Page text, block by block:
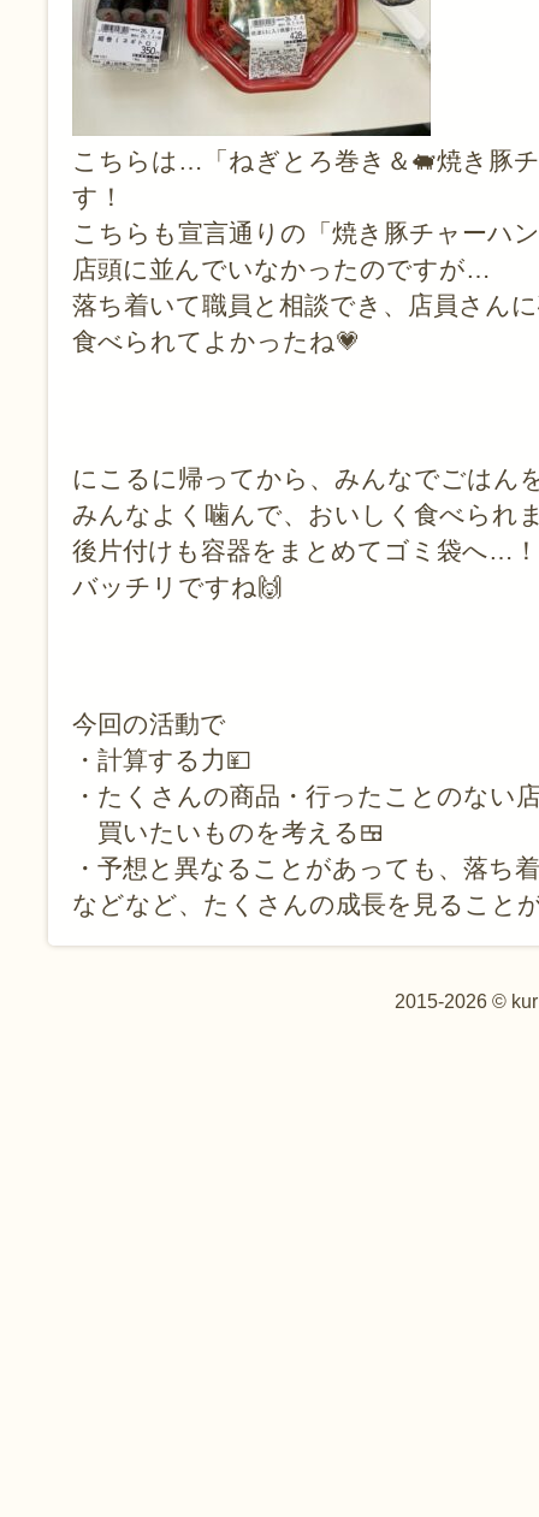
こちらは…「ねぎとろ巻き＆🐖焼き豚
す！
こちらも宣言通りの「焼き豚チャーハ
店頭に並んでいなかったのですが…
落ち着いて職員と相談でき、店員さん
食べられてよかったね💗
にこるに帰ってから、みんなでごはん
みんなよく噛んで、おいしく食べられ
後片付けも容器をまとめてゴミ袋へ…！
バッチリですね🙌
今回の活動で
・計算する力💴
・たくさんの商品・行ったことのない
買いたいものを考える🍱
・予想と異なることがあっても、落ち
などなど、たくさんの成長を見ること
2015-2026 ©